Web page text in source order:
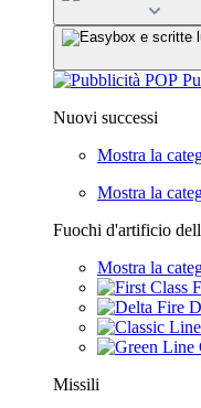
Nuovi successi
Mostra la
Mostra la
Fuochi d'artificio
Mostra la
Missili